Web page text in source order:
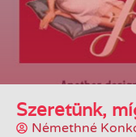
Szeretünk,
Némethné